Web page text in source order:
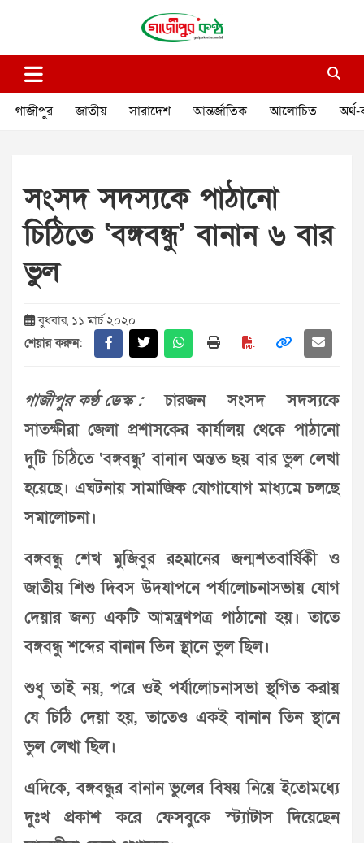
গাজীপুর কণ্ঠ
গাজীপুর জাতীয় সারাদেশ আন্তর্জাতিক আলোচিত অর্থ-
সংসদ সদস্যকে পাঠানো
চিঠিতে ‘বঙ্গবন্ধু’ বানান ৬ বার
ভুল
বুধবার, ১১ মার্চ ২০২০
শেয়ার করুন:
গাজীপুর কণ্ঠ ডেস্ক :চারজন সংসদ সদস্যকে
সাতক্ষীরা জেলা প্রশাসকের কার্যালয় থেকে পাঠানো
দুটি চিঠিতে ‘বঙ্গবন্ধু’ বানান অন্তত ছয় বার ভুল লেখা
হয়েছে। এঘটনায় সামাজিক যোগাযোগ মাধ্যমে চলছে
সমালোচনা।
বঙ্গবন্ধু শেখ মুজিবুর রহমানের জন্মশতবার্ষিকী ও
জাতীয় শিশু দিবস উদযাপনে পর্যালোচনাসভায় যোগ
দেয়ার জন্য একটি আমন্ত্রণপত্র পাঠানো হয়। তাতে
বঙ্গবন্ধু শব্দের বানান তিন স্থানে ভুল ছিল।
শুধু তাই নয়, পরে ওই পর্যালোচনাসভা স্থগিত করায়
যে চিঠি দেয়া হয়, তাতেও একই বানান তিন স্থানে
ভুল লেখা ছিল।
এদিকে, বঙ্গবন্ধুর বানান ভুলের বিষয় নিয়ে ইতোমধ্যে
দুঃখ প্রকাশ করে ফেসবুকে স্ট্যাটাস দিয়েছেন